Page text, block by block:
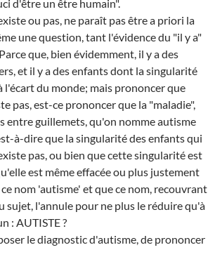
d'être un être humain".
ou pas, ne paraît pas être a priori la
une question, tant l'évidence du "il y a"
que, bien évidemment, il y a des
et il y a des enfants dont la singularité
l'écart du monde; mais prononcer que
pas, est-ce prononcer que la "maladie",
entre guillemets, qu'on nomme autisme
à-dire que la singularité des enfants qui
pas, ou bien que cette singularité est
est même effacée ou plus justement
nom 'autisme' et que ce nom, recouvrant
sujet, l'annule pour ne plus le réduire qu'à
: AUTISTE ?
le diagnostic d'autisme, de prononcer